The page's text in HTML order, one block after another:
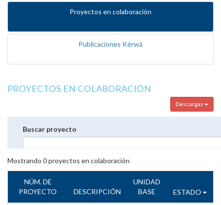
Proyectos en colaboración
Publicaciones Kérwá
PROYECTOS EN COLABORACIÓN
Descargas
Buscar proyecto
Mostrando 0proyectos en colaboración
NÚM. DE
PROYECTO
DESCRIPCIÓN
UNIDAD
BASE
ESTADO